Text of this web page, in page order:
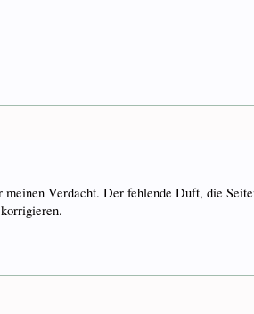
Verdacht. Der fehlende Duft, die